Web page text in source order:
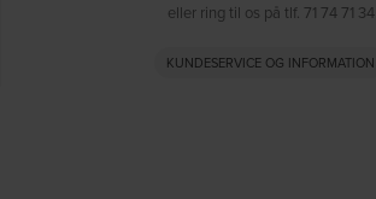
eller ring til os på tlf. 71 74 71 34
KUNDESERVICE OG INFORMATION